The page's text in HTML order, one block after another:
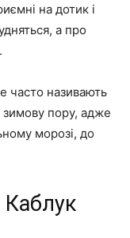
на дотик і
а про
часто називають
пору, адже
морозі, до